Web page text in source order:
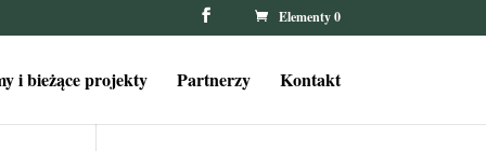
Elementy 0
i bieżące projekty Partnerzy Kontakt